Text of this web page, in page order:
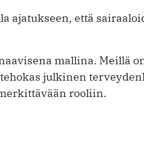
ajatukseen, että
mallina. Meillä
julkinen
rooliin.